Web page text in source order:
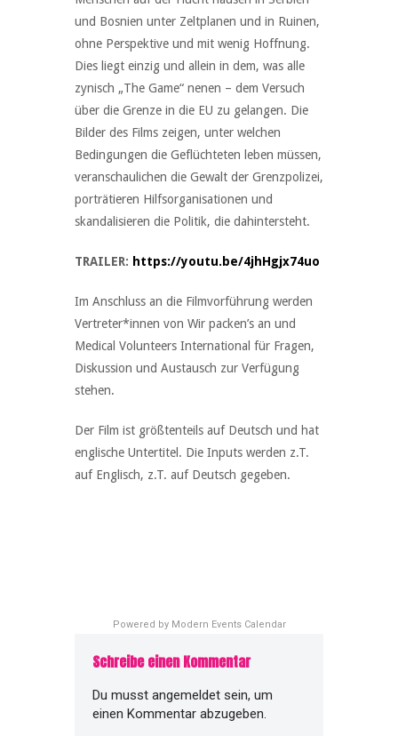
und Bosnien unter Zeltplanen und in Ruinen,
ohne Perspektive und mit wenig Hoffnung.
Dies liegt einzig und allein in dem, was alle
zynisch „The Game“ nenen – dem Versuch
über die Grenze in die EU zu gelangen. Die
Bilder des Films zeigen, unter welchen
Bedingungen die Geflüchteten leben müssen,
veranschaulichen die Gewalt der Grenzpolizei,
porträtieren Hilfsorganisationen und
skandalisieren die Politik, die dahintersteht.
TRAILER: https://youtu.be/4jhHgjx74uo
Im Anschluss an die Filmvorführung werden
Vertreter*innen von Wir packen’s an und
Medical Volunteers International für Fragen,
Diskussion und Austausch zur Verfügung
stehen.
Der Film ist größtenteils auf Deutsch und hat
englische Untertitel. Die Inputs werden z.T.
auf Englisch, z.T. auf Deutsch gegeben.
Powered by Modern Events Calendar
Schreibe einen Kommentar
Du musst angemeldet sein, um
einen Kommentar abzugeben.